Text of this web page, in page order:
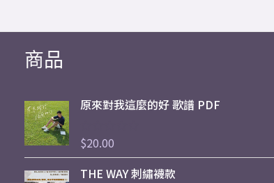
商品
原來對我這麼的好 歌譜 PDF
評
滿
$20.00
THE WAY 刺繡襪款